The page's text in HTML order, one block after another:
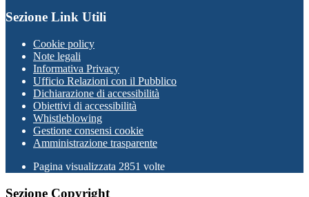
Sezione Link Utili
Cookie policy
Note legali
Informativa Privacy
Ufficio Relazioni con il Pubblico
Dichiarazione di accessibilità
Obiettivi di accessibilità
Whistleblowing
Gestione consensi cookie
Amministrazione trasparente
Pagina visualizzata 2851 volte
Sezione Copyright